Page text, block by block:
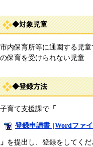
◆対象児童
市内保育所等に通園する児
の保育を受けられない児童
◆登録方法
子育て支援課で 「
登録申請書 [Wordファ
」 を提出し、登録をしてく